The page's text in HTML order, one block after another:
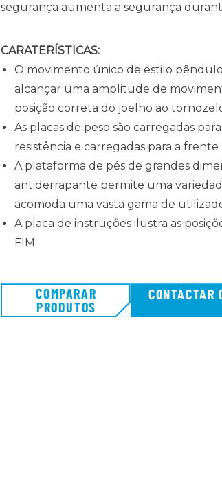
segurança aumenta a segurança
CARATERÍSTICAS:
O movimento único de estilo
alcançar uma amplitude de
posição correta do joelho ao
As placas de peso são carregadas
resistência e carregadas para a
A plataforma de pés de grandes
antiderrapante permite uma
acomoda uma vasta gama de
A placa de instruções ilustra as
FIM
COMPARAR
PRODUTOS
CONTACTAR